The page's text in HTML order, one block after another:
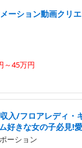
ーション動画クリ
～45万円
入/フロアレディ・
好きな女の子必見!
ーション